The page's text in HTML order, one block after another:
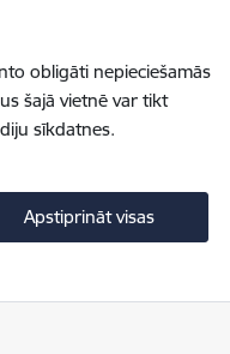
obligāti nepieciešamās
šajā vietnē var tikt
sīkdatnes.
Apstiprināt visas